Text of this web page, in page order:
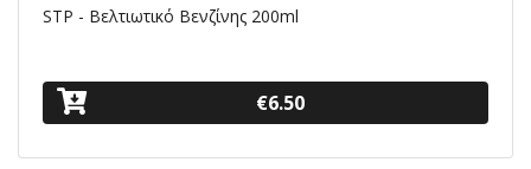
STP - Bελτιωτικό Βενζίνης 200ml
€6.50